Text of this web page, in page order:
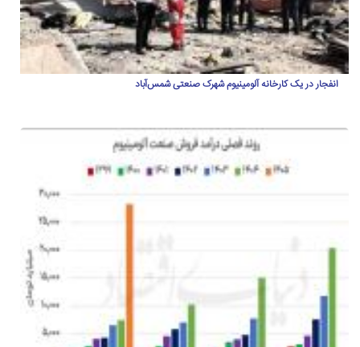
انفجار در یک کارخانه آلومینیوم شهرک صنعتی شمس‌آباد